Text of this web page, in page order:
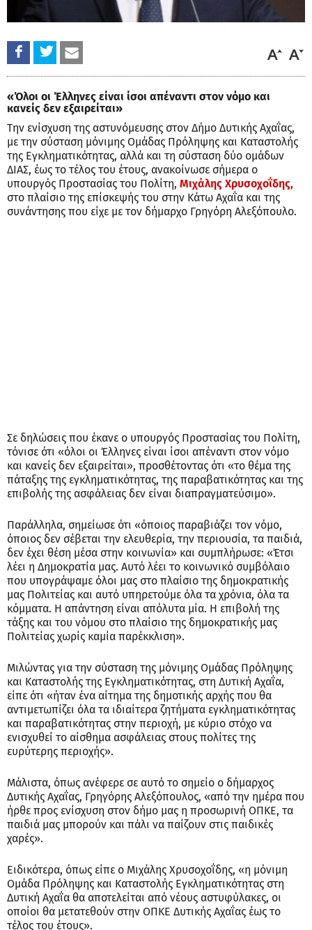
«Όλοι οι Έλληνες είναι ίσοι απέναντι στον νόμο και
κανείς δεν εξαιρείται»
Την ενίσχυση της αστυνόμευσης στον Δήμο Δυτικής Αχαΐας,
με την σύσταση μόνιμης Ομάδας Πρόληψης και Καταστολής
της Εγκληματικότητας, αλλά και τη σύσταση δύο ομάδων
ΔΙΑΣ, έως το τέλος του έτους, ανακοίνωσε σήμερα ο
υπουργός Προστασίας του Πολίτη, Μιχάλης Χρυσοχοΐδης,
στο πλαίσιο της επίσκεψής του στην Κάτω Αχαΐα και της
συνάντησης που είχε με τον δήμαρχο Γρηγόρη Αλεξόπουλο.
Σε δηλώσεις που έκανε ο υπουργός Προστασίας του Πολίτη,
τόνισε ότι «όλοι οι Έλληνες είναι ίσοι απέναντι στον νόμο
και κανείς δεν εξαιρείται», προσθέτοντας ότι «το θέμα της
πάταξης της εγκληματικότητας, της παραβατικότητας και της
επιβολής της ασφάλειας δεν είναι διαπραγματεύσιμο».
Παράλληλα, σημείωσε ότι «όποιος παραβιάζει τον νόμο,
όποιος δεν σέβεται την ελευθερία, την περιουσία, τα παιδιά,
δεν έχει θέση μέσα στην κοινωνία» και συμπλήρωσε: «Έτσι
λέει η Δημοκρατία μας. Αυτό λέει το κοινωνικό συμβόλαιο
που υπογράψαμε όλοι μας στο πλαίσιο της δημοκρατικής
μας Πολιτείας και αυτό υπηρετούμε όλα τα χρόνια, όλα τα
κόμματα. Η απάντηση είναι απόλυτα μία. Η επιβολή της
τάξης και του νόμου στο πλαίσιο της δημοκρατικής μας
Πολιτείας χωρίς καμία παρέκκλιση».
Μιλώντας για την σύσταση της μόνιμης Ομάδας Πρόληψης
και Καταστολής της Εγκληματικότητας, στη Δυτική Αχαΐα,
είπε ότι «ήταν ένα αίτημα της δημοτικής αρχής που θα
αντιμετωπίζει όλα τα ιδιαίτερα ζητήματα εγκληματικότητας
και παραβατικότητας στην περιοχή, με κύριο στόχο να
ενισχυθεί το αίσθημα ασφάλειας στους πολίτες της
ευρύτερης περιοχής».
Μάλιστα, όπως ανέφερε σε αυτό το σημείο ο δήμαρχος
Δυτικής Αχαΐας, Γρηγόρης Αλεξόπουλος, «από την ημέρα που
ήρθε προς ενίσχυση στον δήμο μας η προσωρινή ΟΠΚΕ, τα
παιδιά μας μπορούν και πάλι να παίζουν στις παιδικές
χαρές».
Ειδικότερα, όπως είπε ο Μιχάλης Χρυσοχοΐδης, «η μόνιμη
Ομάδα Πρόληψης και Καταστολής Εγκληματικότητας στη
Δυτική Αχαΐα θα αποτελείται από νέους αστυφύλακες, οι
οποίοι θα μετατεθούν στην ΟΠΚΕ Δυτικής Αχαΐας έως το
τέλος του έτους».